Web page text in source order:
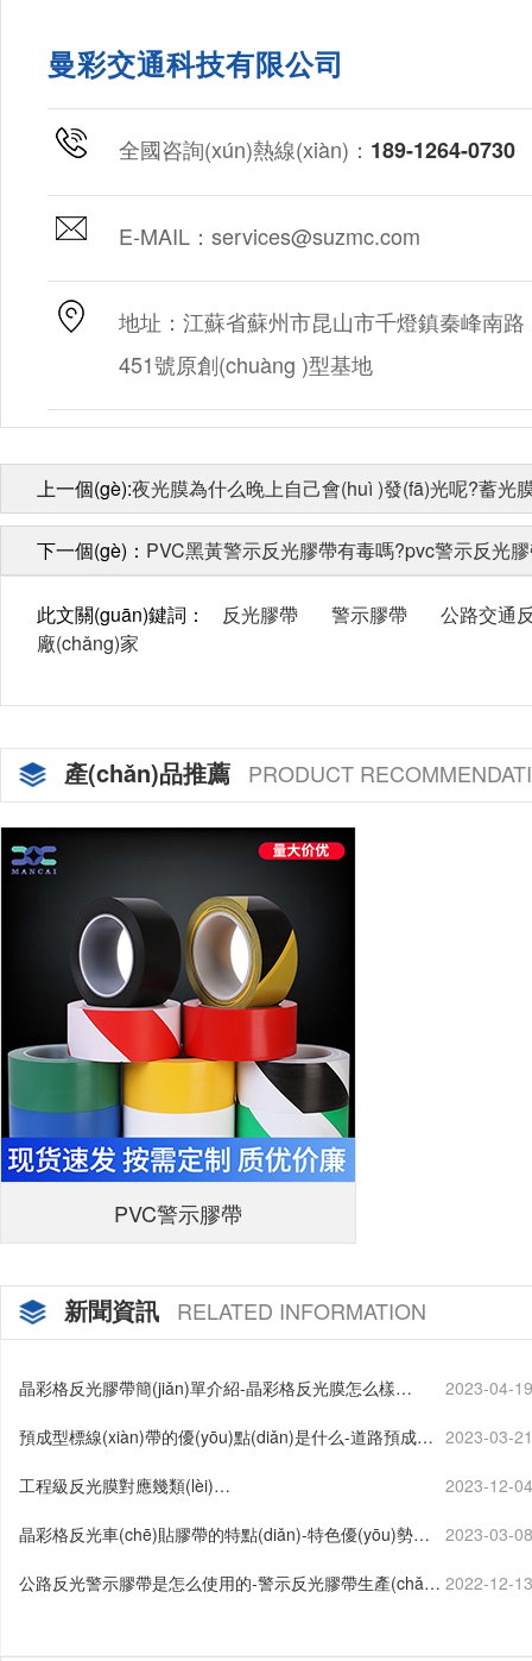
曼彩交通科技有限公司
全國咨詢(xún)熱線(xiàn)： 189-1264-0730
E-MAIL：services@suzmc.com
地址：江蘇省蘇州市昆山市千燈鎮秦峰南路
451號原創(chuàng )型基地
上一個(gè):夜光膜為什么晚上自己會(huì )發(fā)光呢?蓄光
下一個(gè)： PVC黑黃警示反光膠帶有毒嗎?pvc警示反光
此文關(guān)鍵詞： 反光膠帶 警示膠帶
公路交通
廠(chǎng)家
產(chǎn)品推薦 PRODUCT
PVC警示膠帶
新聞資訊 RELATED INFORMATION
晶彩格反光膠帶簡(jiǎn)單介紹-晶彩格反光膜怎么樣… 2023-04-
預成型標線(xiàn)帶的優(yōu)點(diǎn)是什么-道路預成型 2023-03-
工程級反光膜對應幾類(lèi)… 2023-12-
晶彩格反光車(chē)貼膠帶的特點(diǎn)-特色優(yōu)勢詳
2023-03-
公路反光警示膠帶是怎么使用的-警示反光膠帶生產(chǎn) 2022-12-